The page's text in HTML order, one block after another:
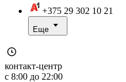
+375 29 302 10 21
Еще
контакт-центр
с 8:00 до 22:00